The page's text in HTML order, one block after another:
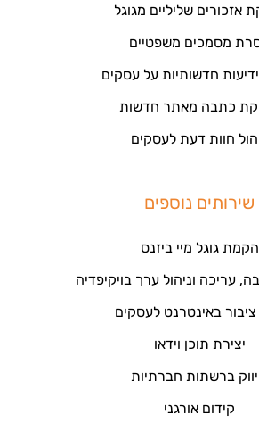
אזכורים שליליים מגוגל
מסמכים משפטיים
חדשותיות על עסקים
כתבה מאתר חדשות
חוות דעת לעסקים
שירותים נוספים
הקמת גוגל מיי ביזנס
עריכה וניהול ערך בויקיפדיה
ציבור באינטרנט לעסקים
יצירת תוכן וידאו
ברשתות חברתיות
קידום אורגני